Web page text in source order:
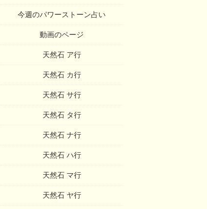
今週のパワーストーン占い
動画のページ
天然石 ア行
天然石 カ行
天然石 サ行
天然石 タ行
天然石 ナ行
天然石 ハ行
天然石 マ行
天然石 ヤ行